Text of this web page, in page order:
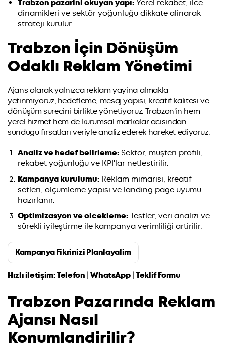
Trabzon pazarini okuyan yapı: Yerel rekabet, ilce
dinamikleri ve sektör yoğunluğu dikkate alinarak
strateji kurulur.
Trabzon İçin Dönüşüm
Odaklı Reklam Yönetimi
Ajans olarak yalnızca reklam yayina almakla
yetinmiyoruz; hedefleme, mesaj yapısı, kreatif kalitesi ve
dönüşüm surecini birlikte yönetiyoruz. Trabzon'in hem
yerel hizmet hem de kurumsal markalar acisindan
sundugu fırsatları veriyle analiz ederek hareket ediyoruz.
Analiz ve hedef belirleme: Sektör, müşteri profili,
rekabet yoğunluğu ve KPI'lar netlestirilir.
Kampanya kurulumu: Reklam mimarisi, kreatif
setleri, ölçümleme yapısı ve landing page uyumu
hazırlanır.
Optimizasyon ve olcekleme: Testler, veri analizi ve
sürekli iyileştirme ile kampanya verimliliği artirilir.
Kampanya Fikrinizi Planlayalim
Hızlı iletişim:Telefon |WhatsApp|Teklif Formu
Trabzon Pazarında Reklam
Ajansı Nasıl
Konumlandirilir?